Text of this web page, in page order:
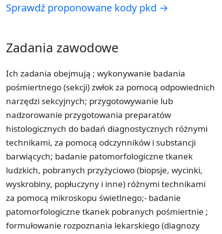
Sprawdź proponowane kody pkd →
Zadania zawodowe
Ich zadania obejmują ; wykonywanie badania
pośmiertnego (sekcji) zwłok za pomocą odpowiednich
narzędzi sekcyjnych; przygotowywanie lub
nadzorowanie przygotowania preparatów
histologicznych do badań diagnostycznych różnymi
technikami, za pomocą odczynników i substancji
barwiących; badanie patomorfologiczne tkanek
ludzkich, pobranych przyżyciowo (biopsje, wycinki,
wyskrobiny, popłuczyny i inne) różnymi technikami
za pomocą mikroskopu świetlnego;- badanie
patomorfologiczne tkanek pobranych pośmiertnie ;
formułowanie rozpoznania lekarskiego (diagnozy